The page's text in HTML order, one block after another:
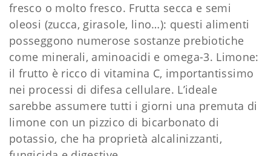
fresco o molto fresco. Frutta secca e semi
oleosi (zucca, girasole, lino…): questi alimenti
posseggono numerose sostanze prebiotiche
come minerali, aminoacidi e omega-3. Limone:
il frutto è ricco di vitamina C, importantissimo
nei processi di difesa cellulare. L’ideale
sarebbe assumere tutti i giorni una premuta di
limone con un pizzico di bicarbonato di
potassio, che ha proprietà alcalinizzanti,